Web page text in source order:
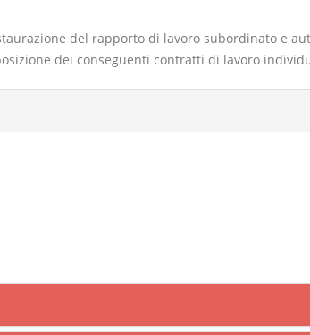
del rapporto di lavoro subordinato e
dei conseguenti contratti di lavoro